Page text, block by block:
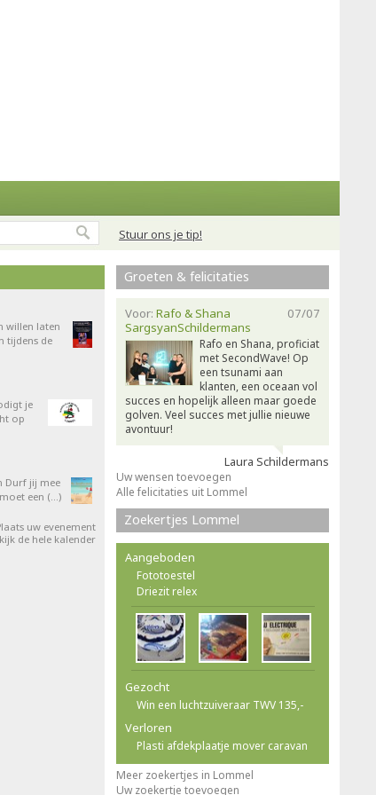
Stuur ons je tip!
willen laten
tijdens de
je
op
Durf jij mee
een (…)
uw evenement
de hele kalender
Groeten & felicitaties
07/07
Voor: Rafo & Shana
SargsyanSchildermans
Rafo en Shana, proficiat
met SecondWave! Op
een tsunami aan
klanten, een oceaan vol
succes en hopelijk alleen maar goede
golven. Veel succes met jullie nieuwe
avontuur!
Laura Schildermans
Uw wensen toevoegen
Alle felicitaties uit Lommel
Zoekertjes Lommel
Aangeboden
Fototoestel
Driezit relex
Gezocht
Win een luchtzuiveraar TWV 135,-
Verloren
Plasti afdekplaatje mover caravan
Meer zoekertjes in Lommel
Uw zoekertje toevoegen